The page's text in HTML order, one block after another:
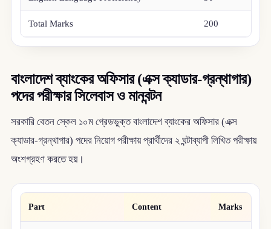
Total Marks 200
বাংলাদেশ ব্যাংকের অফিসার (এক্স ক্যাডার-গ্রন্থাগার)
পদের পরীক্ষার সিলেবাস ও মানবন্টন
সরকারি বেতন স্কেল ১০ম গ্রেডভুক্ত বাংলাদেশ ব্যাংকের অফিসার (এক্স
ক্যাডার-গ্রন্থাগার) পদের নিয়োগ পরীক্ষায় প্রার্থীদের ২ ঘন্টাব্যাপী লিখিত পরীক্ষায়
অংশগ্রহণ করতে হয়।
Part Content Marks